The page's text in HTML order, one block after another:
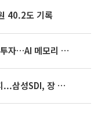
40.2도 기록
SK하이닉스, 용인·청주에 54조 투자…AI 메모리 생산기지 키운다
[특징주] 반도체 온기 탄 2차전지...삼성SDI, 장 초반 7% 넘게 껑충